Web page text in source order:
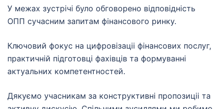
У межах зустрічі було обговорено відповідність
ОПП сучасним запитам фінансового ринку.
Ключовий фокус на цифровізаціі фінансових послуг,
практичній підготовці фахівців та формуванні
актуальних компетентностей.
Дякуємо учасникам за конструктивні пропозиціі та